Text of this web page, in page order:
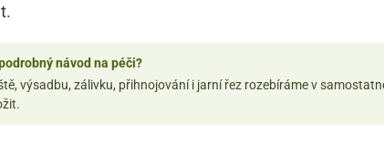
návod na péči?
výsadbu, zálivku, přihnojování i jarní řez rozebíráme v